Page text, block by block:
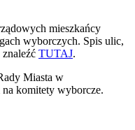
mieszkańcy
wyborczych. Spis ulic,
TUTAJ.
Miasta w
na komitety wyborcze.